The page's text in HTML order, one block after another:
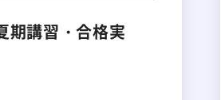
期講習・合格実